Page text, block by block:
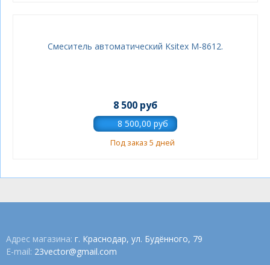
Смеситель автоматический Ksitex M-8612.
8 500 руб
Под заказ 5 дней
Адрес магазина: г. Краснодар, ул. Будённого, 79
E-mail: 23vector@gmail.com